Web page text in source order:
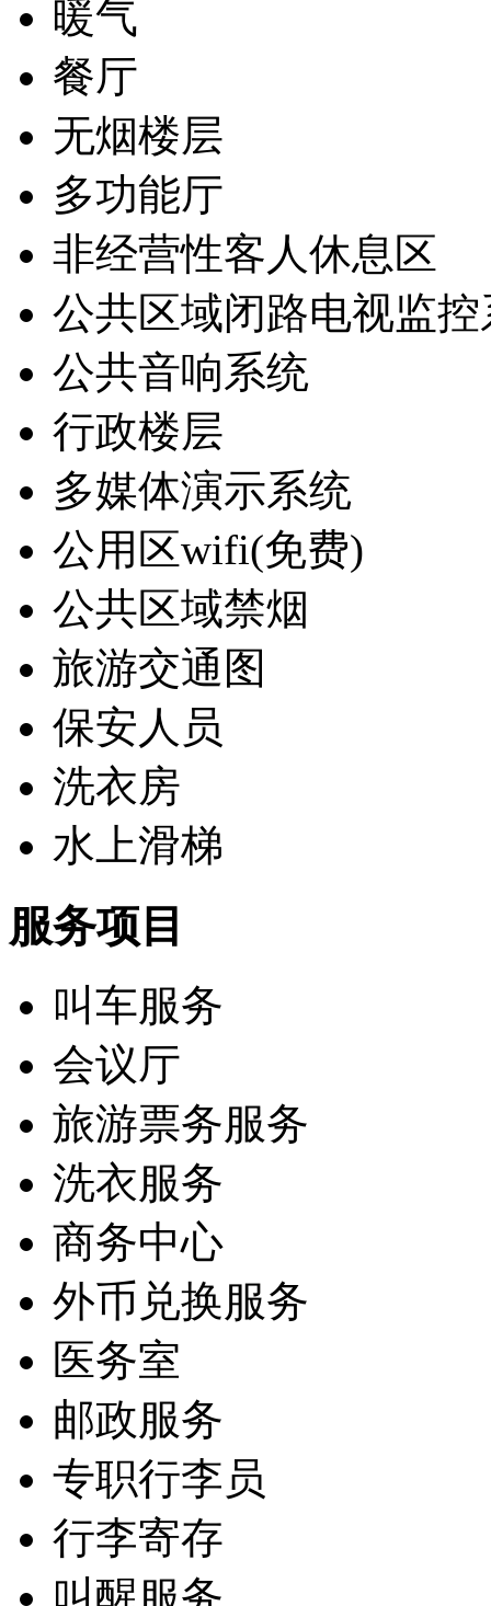
暖气
餐厅
无烟楼层
多功能厅
非经营性客人休息区
公共区域闭路电视监控
公共音响系统
行政楼层
多媒体演示系统
公用区wifi(免费)
公共区域禁烟
旅游交通图
保安人员
洗衣房
水上滑梯
服务项目
叫车服务
会议厅
旅游票务服务
洗衣服务
商务中心
外币兑换服务
医务室
邮政服务
专职行李员
行李寄存